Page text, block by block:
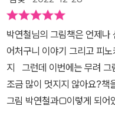
치는 모습으로 보였던 사람
가 서커스단에 파는 못된 사
이가 기울어진 탑을 받치고
을 잡아다가 서커스단에 파는
는 아이가 맡긴 돈도 돌려 주
주지도 않고 아이를 내쫓아
인 생쥐와 함께 살 곳이 없어
박연철님의 그림책은 언제나
어처구니 이야기 그리고 피
지 그런데 이번에는 무려 그림책의 이야기를 함께 만들자고 하네요.
조금 많이 멋지지 않아요?책
그림 박연철과□이렇게 되어